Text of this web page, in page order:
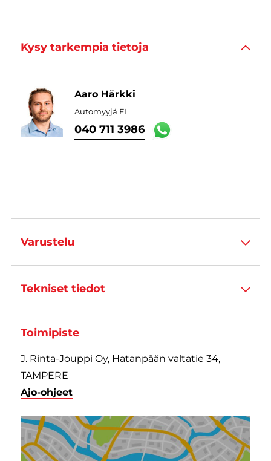
Kysy tarkempia tietoja
Aaro Härkki
Automyyjä FI
040 711 3986
Varustelu
Tekniset tiedot
Toimipiste
J. Rinta-Jouppi Oy, Hatanpään valtatie 34,
TAMPERE
Ajo-ohjeet